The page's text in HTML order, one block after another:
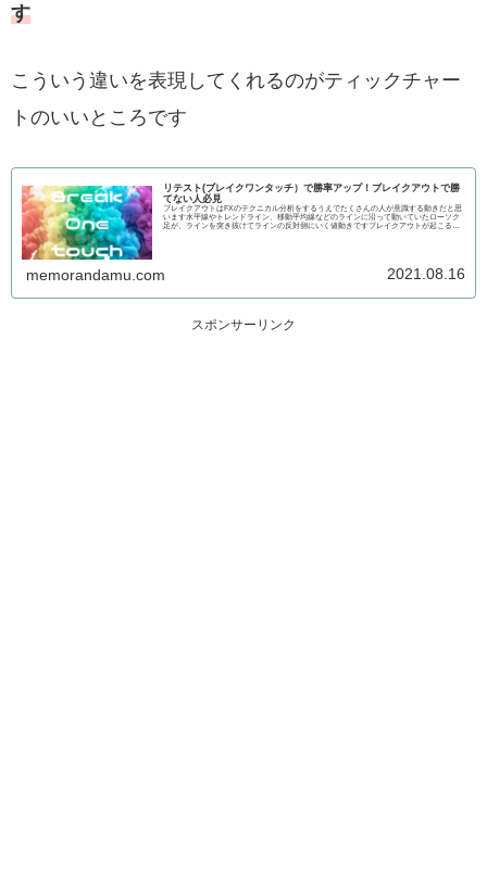
す
こういう違いを表現してくれるのがティックチャー
トのいいところです
リテスト(ブレイクワンタッチ）で勝率アップ！ブレイクアウトで勝
てない人必見
ブレイクアウトはFXのテクニカル分析をするうえでたくさんの人が意識する動きだと思
います水平線やトレンドライン、移動平均線などのラインに沿って動いていたローソク
足が、ラインを突き抜けてラインの反対側にいく値動きですブレイクアウトが起こると
memorandamu.com 2021.08.16
スポンサーリンク